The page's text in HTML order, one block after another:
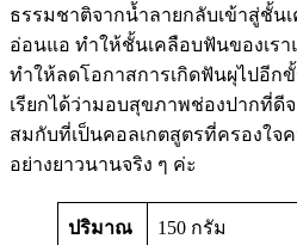
ธรรมชาติจากน้ำลายกลับเข้าสู่ชั้น
อ่อนแอ ทำให้ชั้นเคลือบฟันของเร
ทำให้ลดโอกาสการเกิดฟันผุไปอีก
เรียกได้ว่ามอบสุขภาพช่องปากที่ดี
สมกับที่เป็นคอลเกตสูตรที่ครองใจ
อย่างยาวนานจริง ๆ ค่ะ
ปริมาณ 150 กรัม